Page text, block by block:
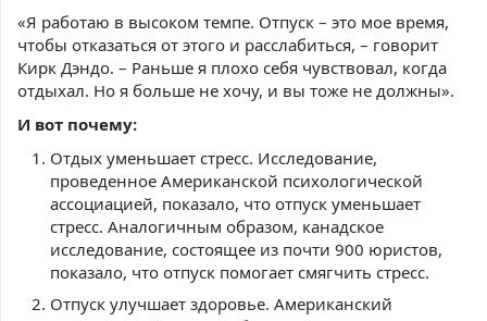
«Я работаю в высоком темпе. Отпуск – это мое время,
чтобы отказаться от этого и расслабиться, – говорит
Кирк Дэндо. – Раньше я плохо себя чувствовал, когда
отдыхал. Но я больше не хочу, и вы тоже не должны».
И вот почему:
Отдых уменьшает стресс. Исследование,
проведенное Американской психологической
ассоциацией, показало, что отпуск уменьшает
стресс. Аналогичным образом, канадское
исследование, состоящее из почти 900 юристов,
показало, что отпуск помогает смягчить стресс.
Отпуск улучшает здоровье. Американский